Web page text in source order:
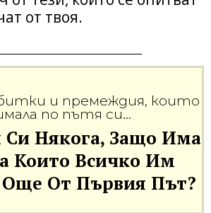
от твоя.
и премеждия, които
по пътя си…
Си Някога, Защо Има
Които Всичко Им
Още От Първия Път?